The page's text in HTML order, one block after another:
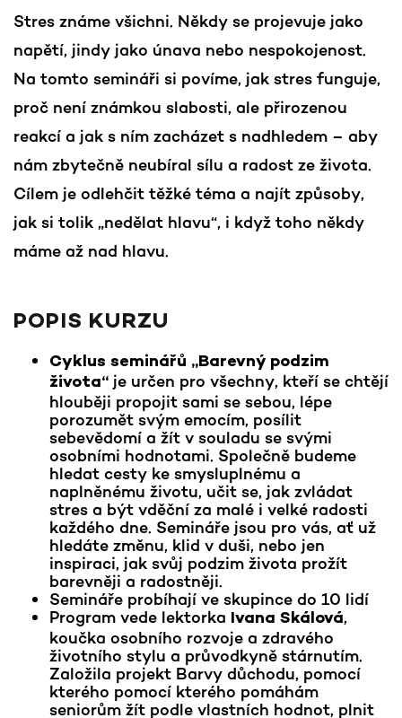
Stres známe všichni. Někdy se projevuje jako
napětí, jindy jako únava nebo nespokojenost.
Na tomto semináři si povíme, jak stres funguje,
proč není známkou slabosti, ale přirozenou
reakcí a jak s ním zacházet s nadhledem – aby
nám zbytečně neubíral sílu a radost ze života.
Cílem je odlehčit těžké téma a najít způsoby,
jak si tolik „nedělat hlavu“, i když toho někdy
máme až nad hlavu.
POPIS KURZU
Cyklus seminářů „Barevný podzim
života“ je určen pro všechny, kteří se chtějí
hlouběji propojit sami se sebou, lépe
porozumět svým emocím, posílit
sebevědomí a žít v souladu se svými
osobními hodnotami. Společně budeme
hledat cesty ke smysluplnému a
naplněnému životu, učit se, jak zvládat
stres a být vděční za malé i velké radosti
každého dne. Semináře jsou pro vás, ať už
hledáte změnu, klid v duši, nebo jen
inspiraci, jak svůj podzim života prožít
barevněji a radostněji.
Semináře probíhají ve skupince do 10 lidí
Program vede lektorka Ivana Skálová,
koučka osobního rozvoje a zdravého
životního stylu a průvodkyně stárnutím.
Založila projekt Barvy důchodu, pomocí
kterého pomocí kterého pomáhám
seniorům žít podle vlastních hodnot, plnit